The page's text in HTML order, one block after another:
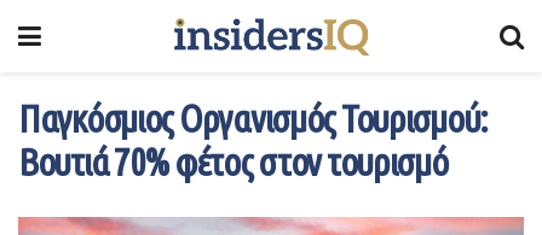
Παγκόσμιος Οργανισμός Τουρισμού:
Βουτιά 70% φέτος στον τουρισμό